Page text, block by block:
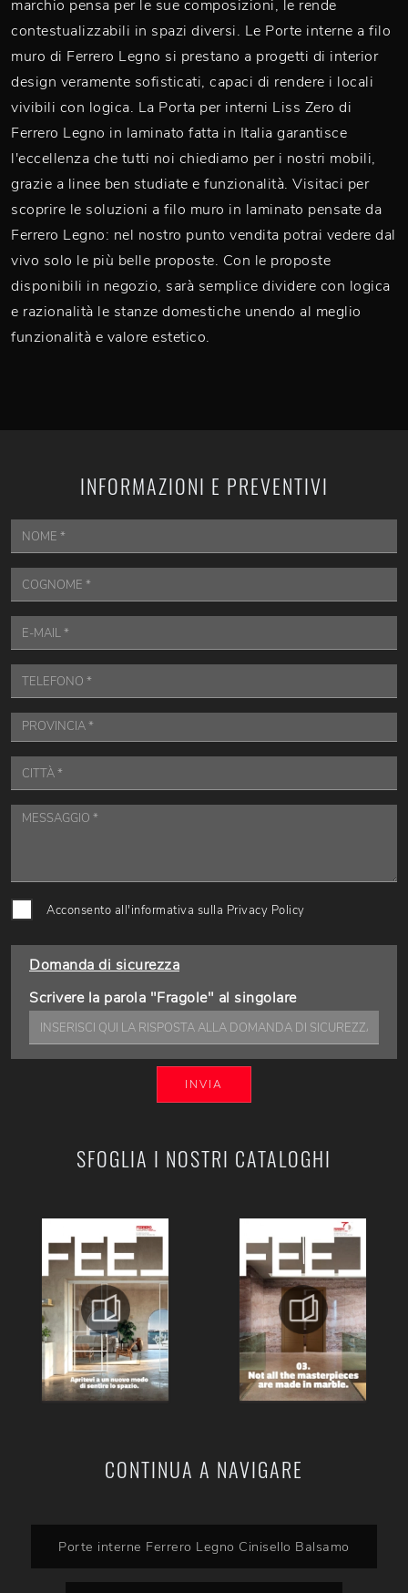
marchio pensa per le sue composizioni, le rende
contestualizzabili in spazi diversi. Le Porte interne a filo
muro di Ferrero Legno si prestano a progetti di interior
design veramente sofisticati, capaci di rendere i locali
vivibili con logica. La Porta per interni Liss Zero di
Ferrero Legno in laminato fatta in Italia garantisce
l'eccellenza che tutti noi chiediamo per i nostri mobili,
grazie a linee ben studiate e funzionalità. Visitaci per
scoprire le soluzioni a filo muro in laminato pensate da
Ferrero Legno: nel nostro punto vendita potrai vedere dal
vivo solo le più belle proposte. Con le proposte
disponibili in negozio, sarà semplice dividere con logica
e razionalità le stanze domestiche unendo al meglio
funzionalità e valore estetico.
SFOGLIA I NOSTRI CATALOGHI
CONTINUA A NAVIGARE
Porte interne Ferrero Legno Cinisello Balsamo
INFORMAZIONI E PREVENTIVI
Acconsento all'informativa sulla Privacy Policy
Domanda di sicurezza
Scrivere la parola "Fragole" al singolare
INVIA